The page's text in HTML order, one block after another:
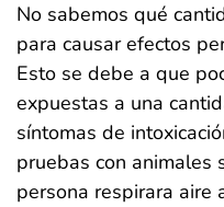
No sabemos qué
para causar efectos
Esto se debe a que
expuestas a una
síntomas de
pruebas con animales
persona respirara aire